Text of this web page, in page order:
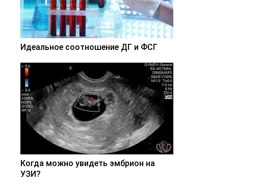
Идеальное соотношение ДГ и ФСГ
Когда можно увидеть эмбрион на
УЗИ?